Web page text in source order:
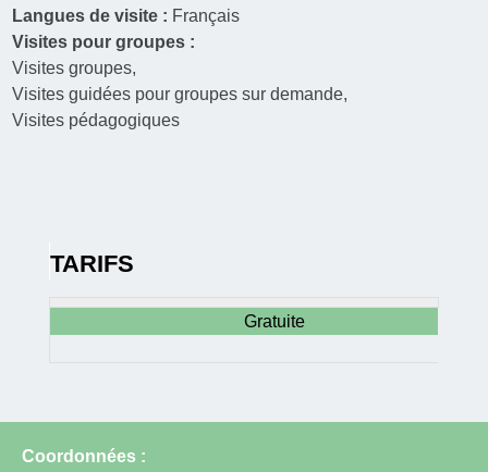
Langues de visite : Français
Visites pour groupes :
Visites groupes
Visites guidées pour groupes sur demande
Visites pédagogiques
TARIFS
Gratuite
Coordonnées :